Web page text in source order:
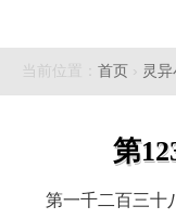
当前位置： 首页 › 灵
第
第一千二百三十